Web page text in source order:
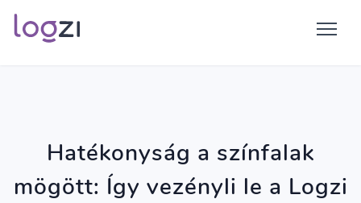
Hatékonyság a színfalak
mögött: Így vezényli le a Logzi